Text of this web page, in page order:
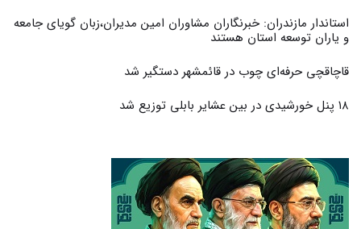
استاندار مازندران: خبرنگاران مشاوران امین مدیران،زبان گویای جامعه
و یاران توسعه استان هستند
قاچاقچی حرفه‌ای چوب در قائمشهر دستگیر شد
۱۸ پنل خورشیدی در بین عشایر بابلی توزیع شد